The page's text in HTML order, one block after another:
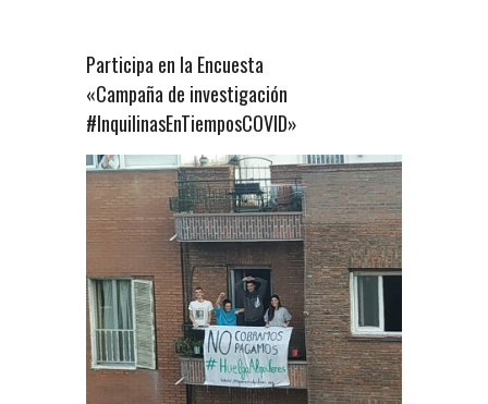
Participa en la Encuesta
«Campaña de investigación
#InquilinasEnTiemposCOVID»